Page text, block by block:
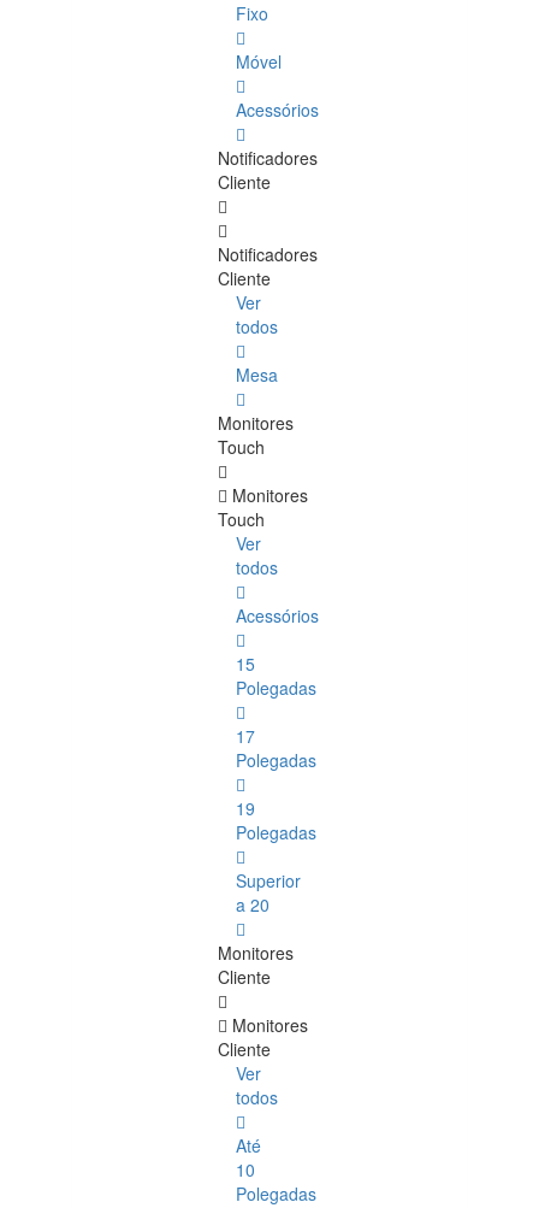
Fixo
Móvel
Acessórios
Notificadores
Cliente
Notificadores
Cliente
Ver
todos
Mesa
Monitores
Touch
Monitores
Touch
Ver
todos
Acessórios
15
Polegadas
17
Polegadas
19
Polegadas
Superior
a 20
Monitores
Cliente
Monitores
Cliente
Ver
todos
Até
10
Polegadas